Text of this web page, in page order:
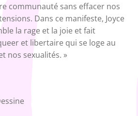
communauté sans effacer nos
Dans ce manifeste, Joyce
la rage et la joie et fait
et libertaire qui se loge au
nos sexualités. »